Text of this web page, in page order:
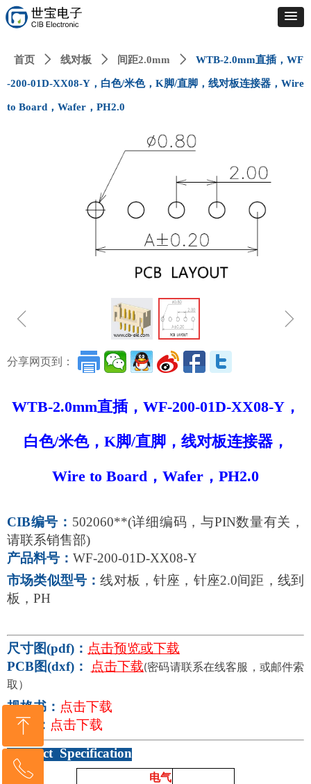
首页 ꄲ 线对板 ꄲ 间距2.0mm ꄲ WTB-2.0mm直插，WF
-200-01D-XX08-Y，白色/米色，K脚/直脚，线对板连接器，Wire
to Board，Wafer，PH2.0
ꁆ ꁇ
WTB-2.0mm直插，WF-200-01D-XX08-Y，
白色/米色，K脚/直脚，线对板连接器，
Wire to Board，Wafer，PH2.0
CIB编号： 502060**(详细编码，与PIN数量有关，
请联系销售部)
产品料号： WF-200-01D-XX08-Y
市场类似型号：线对板，针座，针座2.0间距，线到
板，PH
尺寸图(pdf)： 点击预览或下载
PCB图(dxf)：
点击下载(密码请联系在线客服，或邮件索
取）
规格书： 点击下载
3D图： 点击下载
Product Specification
电气
分享网页到：
ꁸ
回到顶部
ꂅ